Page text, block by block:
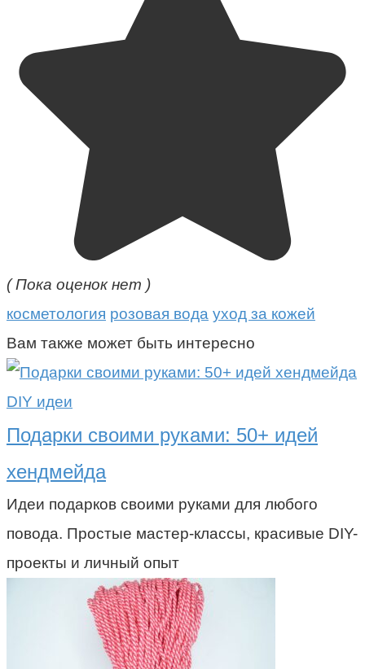
( Пока оценок нет )
косметология розовая вода уход за кожей
Вам также может быть интересно
DIY идеи
Подарки своими руками: 50+ идей
хендмейда
Идеи подарков своими руками для любого
повода. Простые мастер-классы, красивые DIY-
проекты и личный опыт